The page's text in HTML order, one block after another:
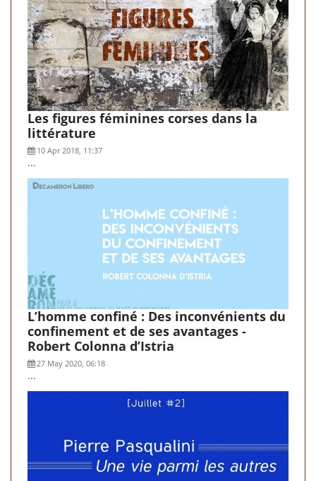
Les figures féminines corses dans la
littérature
10 Apr 2018, 11:37
...
L’homme confiné : Des inconvénients du
confinement et de ses avantages -
Robert Colonna d’Istria
27 May 2020, 06:18
...